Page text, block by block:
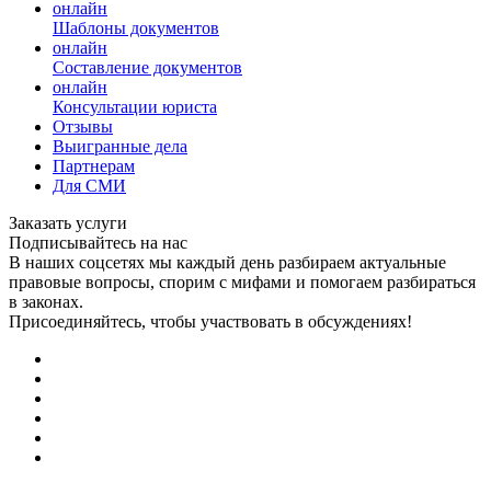
онлайн
Шаблоны документов
онлайн
Составление документов
онлайн
Консультации юриста
Отзывы
Выигранные дела
Партнерам
Для СМИ
Заказать услуги
Подписывайтесь на нас
В наших соцсетях мы каждый день разбираем актуальные
правовые вопросы, спорим с мифами и помогаем разбираться
в законах.
Присоединяйтесь, чтобы участвовать в обсуждениях!